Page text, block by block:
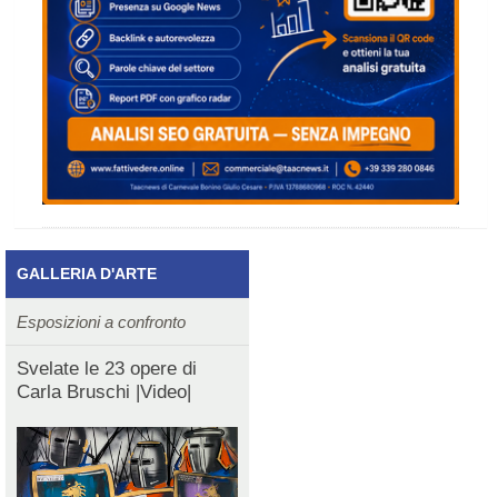
GALLERIA D'ARTE
Esposizioni a confronto
Svelate le 23 opere di
Carla Bruschi |Video|